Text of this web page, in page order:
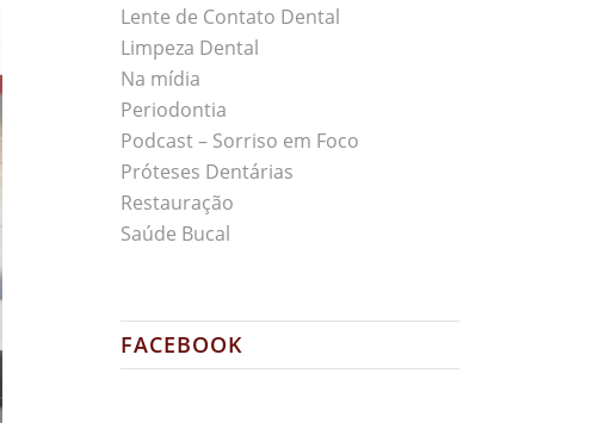
Lente de Contato Dental
Limpeza Dental
Na mídia
Periodontia
Podcast – Sorriso em Foco
Próteses Dentárias
Restauração
Saúde Bucal
FACEBOOK